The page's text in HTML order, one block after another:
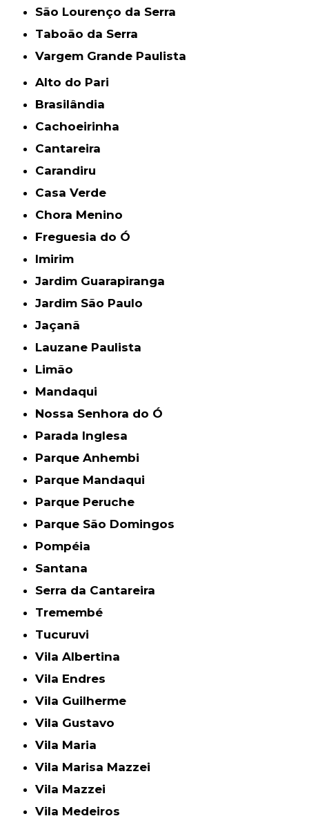
São Lourenço da Serra
Taboão da Serra
Vargem Grande Paulista
Alto do Pari
Brasilândia
Cachoeirinha
Cantareira
Carandiru
Casa Verde
Chora Menino
Freguesia do Ó
Imirim
Jardim Guarapiranga
Jardim São Paulo
Jaçanã
Lauzane Paulista
Limão
Mandaqui
Nossa Senhora do Ó
Parada Inglesa
Parque Anhembi
Parque Mandaqui
Parque Peruche
Parque São Domingos
Pompéia
Santana
Serra da Cantareira
Tremembé
Tucuruvi
Vila Albertina
Vila Endres
Vila Guilherme
Vila Gustavo
Vila Maria
Vila Marisa Mazzei
Vila Mazzei
Vila Medeiros